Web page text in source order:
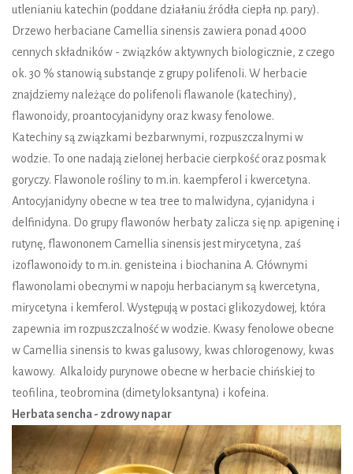
utlenianiu katechin (poddane działaniu źródła ciepła np. pary).
Drzewo herbaciane Camellia sinensis zawiera ponad 4000
cennych składników - związków aktywnych biologicznie, z czego
ok. 30 % stanowią substancje z grupy polifenoli. W herbacie
znajdziemy należące do polifenoli flawanole (katechiny),
flawonoidy, proantocyjanidyny oraz kwasy fenolowe.
Katechiny są związkami bezbarwnymi, rozpuszczalnymi w
wodzie. To one nadają zielonej herbacie cierpkość oraz posmak
goryczy. Flawonole rośliny to m.in. kaempferol i kwercetyna.
Antocyjanidyny obecne w tea tree to malwidyna, cyjanidyna i
delfinidyna. Do grupy flawonów herbaty zalicza się np. apigeninę i
rutynę, flawononem Camellia sinensis jest mirycetyna, zaś
izoflawonoidy to m.in. genisteina i biochanina A. Głównymi
flawonolami obecnymi w napoju herbacianym są kwercetyna,
mirycetyna i kemferol. Występują w postaci glikozydowej, która
zapewnia im rozpuszczalność w wodzie. Kwasy fenolowe obecne
w Camellia sinensis to kwas galusowy, kwas chlorogenowy, kwas
kawowy. Alkaloidy purynowe obecne w herbacie chińskiej to
teofilina, teobromina (dimetyloksantyna) i kofeina.
Herbata sencha - zdrowy napar